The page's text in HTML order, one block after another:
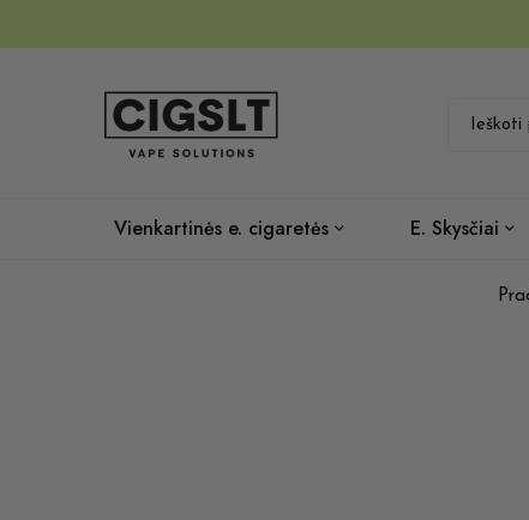
Vienkartinės e. cigaretės E. Skysčiai